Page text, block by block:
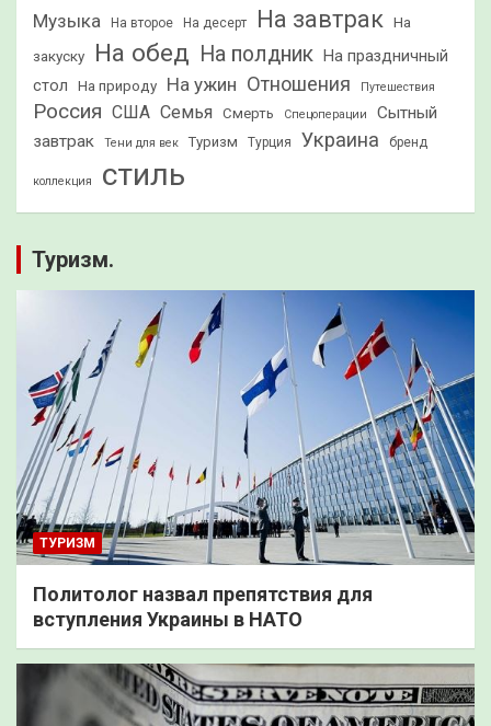
Музыка На второе На десерт На завтрак На
закуску На обед На полдник На праздничный
стол
На природу На ужин Отношения Путешествия
Россия США Семья Смерть Спецоперации
Сытный
завтрак
Тени для век Туризм Турция Украина бренд
коллекция стиль
Туризм.
ТУРИЗМ
Политолог назвал препятствия для
вступления Украины в НАТО